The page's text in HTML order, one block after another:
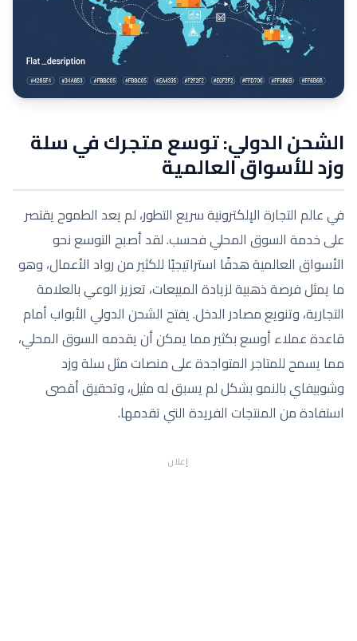
الشحن الدولي: توسع متجرك في سلة
وزد للأسواق العالمية
في عالم التجارة الإلكترونية سريع التطور، لم يعد الطموح يقتصر
على خدمة السوق المحلي فحسب. لقد أصبح التوسع نحو
الأسواق العالمية هدفًا استراتيجيًا للكثير من رواد الأعمال، وهو
ما يمثل فرصة ذهبية لزيادة المبيعات، تعزيز الوعي بالعلامة
التجارية، وتنويع مصادر الدخل. يفتح الشحن الدولي الأبواب أمام
قاعدة عملاء أوسع بكثير مما يمكن أن يقدمه السوق المحلي،
مما يسمح للمتاجر المتواجدة على منصات مثل سلة وزد
وشوبيفاي بالنمو بشكل لم يسبق له مثيل، وتحقيق أقصى
استفادة من المنتجات الفريدة التي تقدمها.
إعلان